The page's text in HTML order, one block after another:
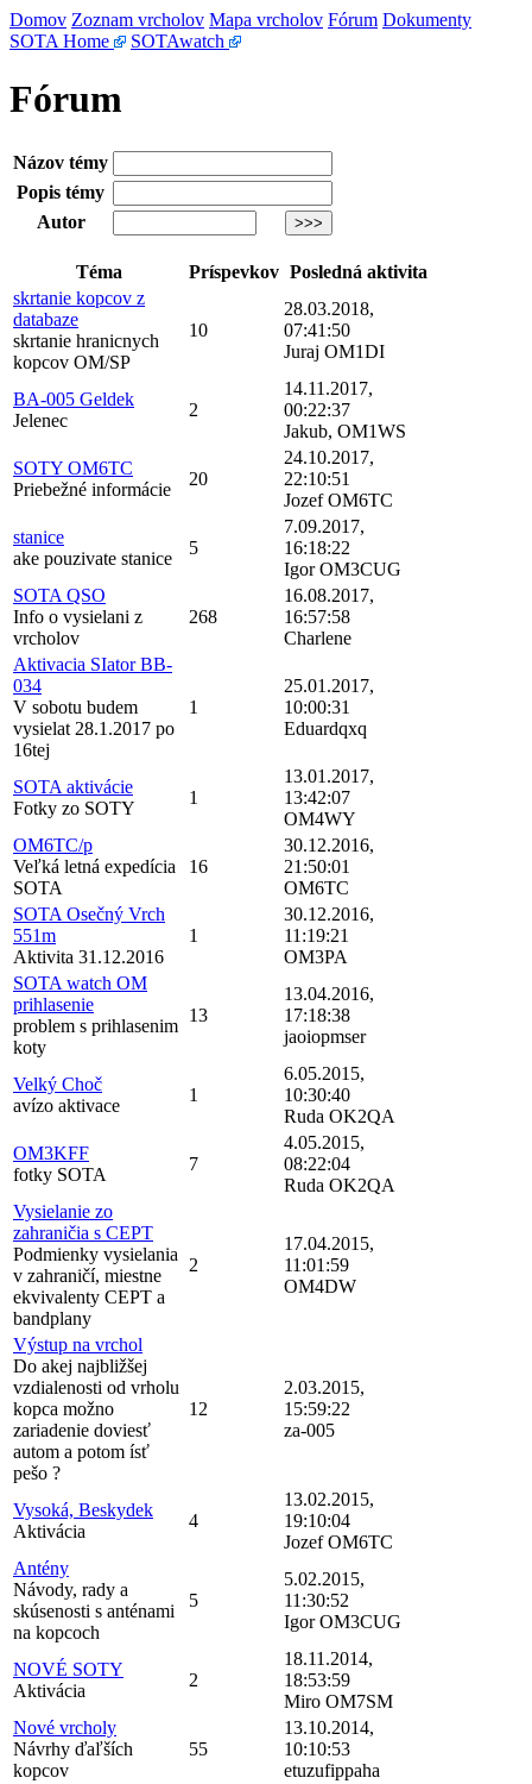
Domov Zoznam vrcholov Mapa vrcholov Fórum Dokumenty
SOTA Home
SOTAwatch
Fórum
Názov témy
Popis témy
Autor
Téma Príspevkov Posledná aktivita
skrtanie kopcov z
databaze
skrtanie hranicnych
kopcov OM/SP
10
28.03.2018,
07:41:50
Juraj OM1DI
BA-005 Geldek
Jelenec
2
14.11.2017,
00:22:37
Jakub, OM1WS
SOTY OM6TC
Priebežné informácie
20
24.10.2017,
22:10:51
Jozef OM6TC
stanice
ake pouzivate stanice
5
7.09.2017,
16:18:22
Igor OM3CUG
SOTA QSO
Info o vysielani z
vrcholov
268
16.08.2017,
16:57:58
Charlene
Aktivacia SIator BB-
034
V sobotu budem
vysielat 28.1.2017 po
16tej
1
25.01.2017,
10:00:31
Eduardqxq
SOTA aktivácie
Fotky zo SOTY
1
13.01.2017,
13:42:07
OM4WY
OM6TC/p
Veľká letná expedícia
SOTA
16
30.12.2016,
21:50:01
OM6TC
SOTA Osečný Vrch
551m
Aktivita 31.12.2016
1
30.12.2016,
11:19:21
OM3PA
SOTA watch OM
prihlasenie
problem s prihlasenim
koty
13
13.04.2016,
17:18:38
jaoiopmser
Velký Choč
avízo aktivace
1
6.05.2015,
10:30:40
Ruda OK2QA
OM3KFF
fotky SOTA
7
4.05.2015,
08:22:04
Ruda OK2QA
Vysielanie zo
zahraničia s CEPT
Podmienky vysielania
v zahraničí, miestne
ekvivalenty CEPT a
bandplany
2
17.04.2015,
11:01:59
OM4DW
Výstup na vrchol
Do akej najbližšej
vzdialenosti od vrholu
kopca možno
zariadenie doviesť
autom a potom ísť
pešo ?
12
2.03.2015,
15:59:22
za-005
Vysoká, Beskydek
Aktivácia
4
13.02.2015,
19:10:04
Jozef OM6TC
Antény
Návody, rady a
skúsenosti s anténami
na kopcoch
5
5.02.2015,
11:30:52
Igor OM3CUG
NOVÉ SOTY
Aktivácia
2
18.11.2014,
18:53:59
Miro OM7SM
Nové vrcholy
Návrhy ďaľších
kopcov
55
13.10.2014,
10:10:53
etuzufippaha